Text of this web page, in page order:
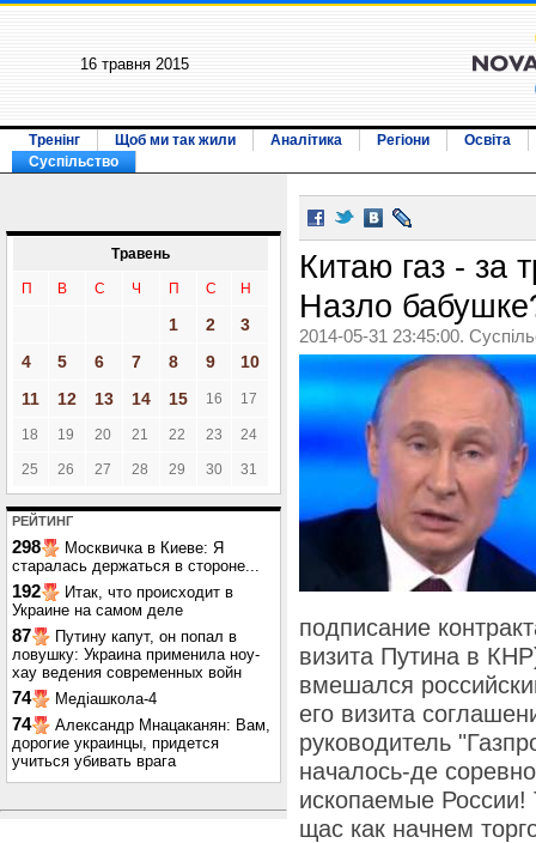
16 травня 2015
Тренінг Щоб ми так жили Аналітика Регіони
Освіта
Суспільство
Травень
П В С Ч П С Н
1 2
3
4
5 6 7 8 9
10
11
12 13 14 15 16 17
18 19 20 21 22 23 24
25 26 27 28 29 30 31
РЕЙТИНГ
298
Москвичка в Киеве: Я
старалась держаться в стороне...
192
Итак, что происходит в
Украине на самом деле
87
Путину капут, он попал в
ловушку: Украина применила ноу-
хау ведения современных войн
74 Медіашкола-4
74
Александр Мнацаканян: Вам,
дорогие украинцы, придется
учиться убивать врага
Китаю газ - за
Назло
2014-05-31 23:45:00.
подписание
визита Путина в
вмешался
его визита
руководитель
началось-де
ископаемые
щас как начнем